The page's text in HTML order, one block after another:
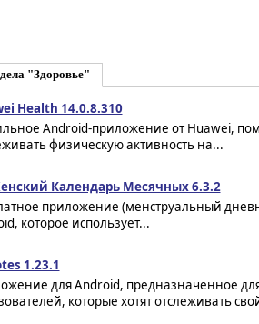
"Здоровье"
Health 14.0.8.310
Android-приложение от Huawei,
физическую активность на...
Календарь Месячных 6.3.2
приложение (менструальный
которое использует...
1.23.1
для Android, предназначенное
которые хотят отслеживать